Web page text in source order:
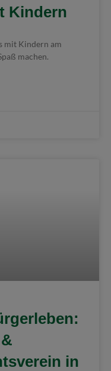
Kindern
mit Kindern am
machen.
in